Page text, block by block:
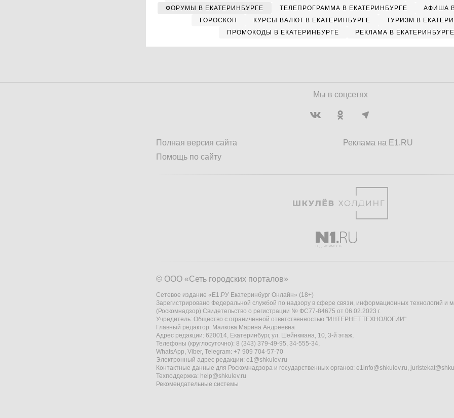
ФОРУМЫ В ЕКАТЕРИНБУРГЕ
ТЕЛЕПРОГРАММА В ЕКАТЕРИНБУРГЕ
АФИША
ГОРОСКОП
КУРСЫ ВАЛЮТ В ЕКАТЕРИНБУРГЕ
ТУРИЗМ В
ПРОМОКОДЫ В ЕКАТЕРИНБУРГЕ
РЕКЛАМА В ЕКАТЕРИНБУРГЕ
Мы в соцсетях
Полная версия сайта
Помощь по сайту
Реклама на E1.RU
© ООО «Сеть городских порталов»
Сетевое издание «Е1.РУ Екатеринбург Онлайн» (18+)
Зарегистрировано Федеральной службой по надзору в сфере связи, информационных технологий и
(Роскомнадзор) Свидетельство о регистрации № ФС77-84675 от 06.02.2023 г.
Учредитель: Общество с ограниченной ответственностью "ИНТЕРНЕТ ТЕХНОЛОГИИ"
Главный редактор: Малкова Марина Андреевна
Адрес редакции: 620014, Екатеринбург, ул. Шейнкмана, 10, 3-й этаж,
Телефоны (круглосуточно): 8 (343) 379-49-95, 34-555-34,
WhatsApp, Viber, Telegram: +7 909 704-57-70
Электронный адрес редакции: e1@shkulev.ru
Контактные данные для Роскомнадзора и государственных органов: e1info@shkulev.ru,
Техподдержка: help@shkulev.ru
Рекомендательные системы